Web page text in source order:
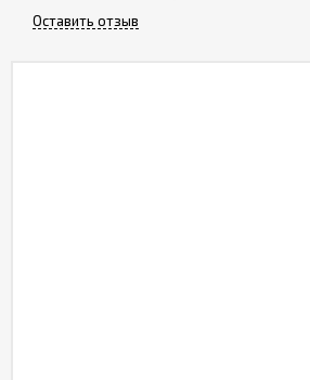
Контакты
Оставить отзыв